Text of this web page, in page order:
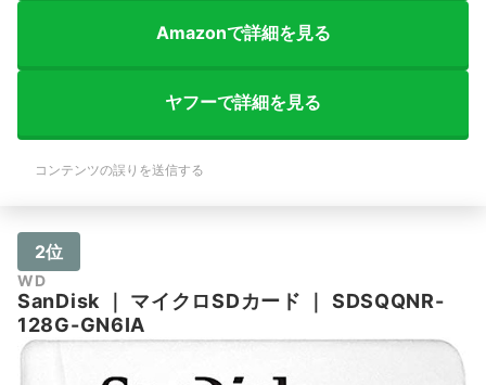
Amazonで詳細を見る
ヤフーで詳細を見る
コンテンツの誤りを送信する
2位
WD
SanDisk ｜ マイクロSDカード ｜ SDSQQNR-
128G-GN6IA